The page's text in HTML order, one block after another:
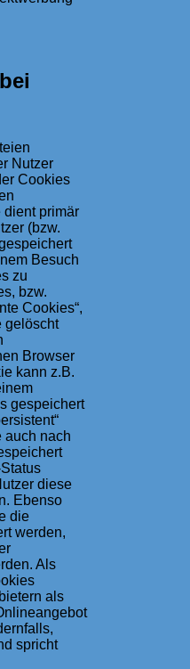
Nutzer
Cookies
primär
(bzw.
Besuch
zu
bzw.
Cookies“,
gelöscht
Browser
kann z.B.
gespeichert
auch nach
diese
Ebenso
die
werden,
Als
als
spricht